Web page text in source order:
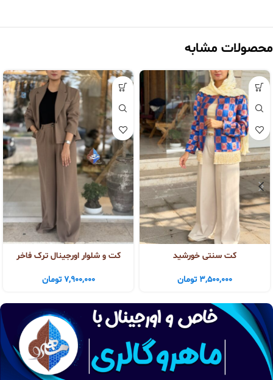
محصولات مشابه
کت سنتی خورشید
3,500,000 تومان
کت و شلوار اورجینال ترک فاخر
7,900,000 تومان